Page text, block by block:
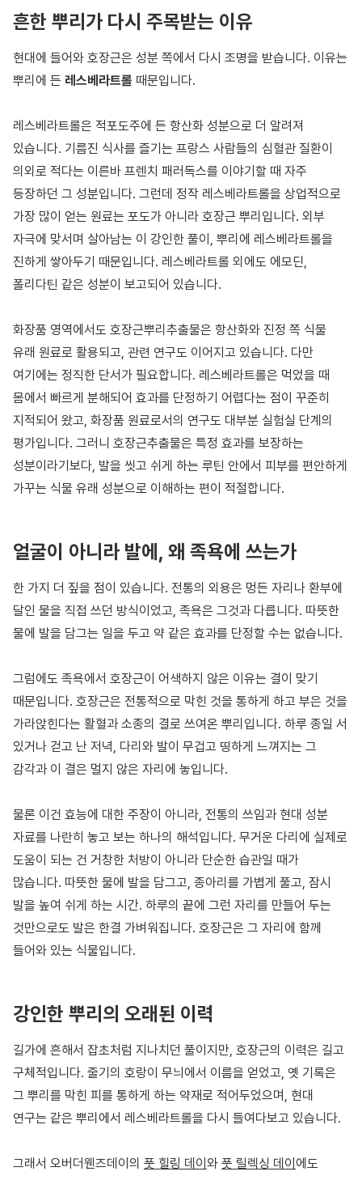
흔한 뿌리가 다시 주목받는 이유
현대에 들어와 호장근은 성분 쪽에서 다시 조명을 받습니다. 이유는
뿌리에 든 레스베라트롤 때문입니다.
레스베라트롤은 적포도주에 든 항산화 성분으로 더 알려져
있습니다. 기름진 식사를 즐기는 프랑스 사람들의 심혈관 질환이
의외로 적다는 이른바 프렌치 패러독스를 이야기할 때 자주
등장하던 그 성분입니다. 그런데 정작 레스베라트롤을 상업적으로
가장 많이 얻는 원료는 포도가 아니라 호장근 뿌리입니다. 외부
자극에 맞서며 살아남는 이 강인한 풀이, 뿌리에 레스베라트롤을
진하게 쌓아두기 때문입니다. 레스베라트롤 외에도 에모딘,
폴리다틴 같은 성분이 보고되어 있습니다.
화장품 영역에서도 호장근뿌리추출물은 항산화와 진정 쪽 식물
유래 원료로 활용되고, 관련 연구도 이어지고 있습니다. 다만
여기에는 정직한 단서가 필요합니다. 레스베라트롤은 먹었을 때
몸에서 빠르게 분해되어 효과를 단정하기 어렵다는 점이 꾸준히
지적되어 왔고, 화장품 원료로서의 연구도 대부분 실험실 단계의
평가입니다. 그러니 호장근추출물은 특정 효과를 보장하는
성분이라기보다, 발을 씻고 쉬게 하는 루틴 안에서 피부를 편안하게
가꾸는 식물 유래 성분으로 이해하는 편이 적절합니다.
얼굴이 아니라 발에, 왜 족욕에 쓰는가
한 가지 더 짚을 점이 있습니다. 전통의 외용은 멍든 자리나 환부에
달인 물을 직접 쓰던 방식이었고, 족욕은 그것과 다릅니다. 따뜻한
물에 발을 담그는 일을 두고 약 같은 효과를 단정할 수는 없습니다.
그럼에도 족욕에서 호장근이 어색하지 않은 이유는 결이 맞기
때문입니다. 호장근은 전통적으로 막힌 것을 통하게 하고 부은 것을
가라앉힌다는 활혈과 소종의 결로 쓰여온 뿌리입니다. 하루 종일 서
있거나 걷고 난 저녁, 다리와 발이 무겁고 띵하게 느껴지는 그
감각과 이 결은 멀지 않은 자리에 놓입니다.
물론 이건 효능에 대한 주장이 아니라, 전통의 쓰임과 현대 성분
자료를 나란히 놓고 보는 하나의 해석입니다. 무거운 다리에 실제로
도움이 되는 건 거창한 처방이 아니라 단순한 습관일 때가
많습니다. 따뜻한 물에 발을 담그고, 종아리를 가볍게 풀고, 잠시
발을 높여 쉬게 하는 시간. 하루의 끝에 그런 자리를 만들어 두는
것만으로도 발은 한결 가벼워집니다. 호장근은 그 자리에 함께
들어와 있는 식물입니다.
강인한 뿌리의 오래된 이력
길가에 흔해서 잡초처럼 지나치던 풀이지만, 호장근의 이력은 길고
구체적입니다. 줄기의 호랑이 무늬에서 이름을 얻었고, 옛 기록은
그 뿌리를 막힌 피를 통하게 하는 약재로 적어두었으며, 현대
연구는 같은 뿌리에서 레스베라트롤을 다시 들여다보고 있습니다.
그래서 오버더웬즈데이의 풋 힐링 데이 와 풋 릴렉싱 데이 에도